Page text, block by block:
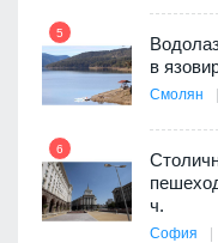
5
в
Смолян
6
ч.
София